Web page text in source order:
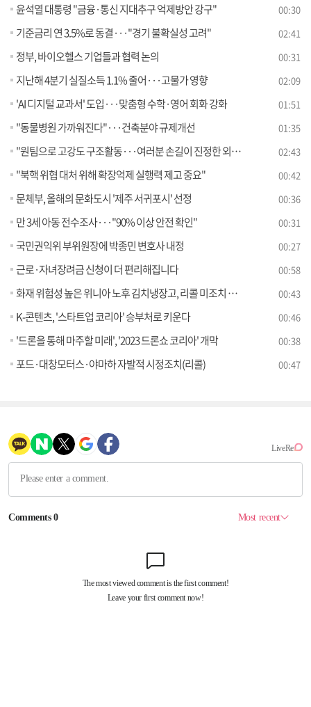
윤석열 대통령 "금융·통신 지대추구 억제방안 강구" 00:30
기준금리 연 3.5%로 동결···"경기 불확실성 고려" 02:41
정부, 바이오헬스 기업들과 협력 논의 00:31
지난해 4분기 실질소득 1.1% 줄어···고물가 영향 02:09
'AI 디지털 교과서' 도입···맞춤형 수학·영어 회화 강화 01:51
"동물병원 가까워진다"···건축분야 규제개선 01:35
"원팀으로 고강도 구조활동···여러분 손길이 진정한 외교" 02:43
"북핵 위협 대처 위해 확장억제 실행력 제고 중요" 00:42
문체부, 올해의 문화도시 '제주 서귀포시' 선정 00:36
만 3세 아동 전수조사···"90% 이상 안전 확인" 00:31
국민권익위 부위원장에 박종민 변호사 내정 00:27
근로·자녀장려금 신청이 더 편리해집니다 00:58
화재 위험성 높은 위니아 노후 김치냉장고, 리콜 미조치 상태라면 즉시 사용 중단해야! 00:43
K-콘텐츠, '스타트업 코리아' 승부처로 키운다 00:46
'드론을 통해 마주할 미래', '2023 드론쇼 코리아' 개막 00:38
포드·대창모터스·야마하 자발적 시정조치(리콜) 00:47